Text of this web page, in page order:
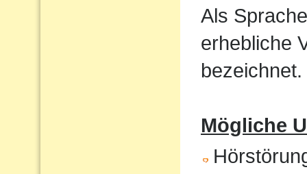
Als
erhebliche
bezeichnet.
Mögliche